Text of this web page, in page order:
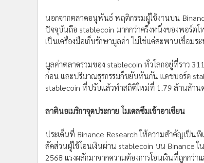
นอกจากตลาดอนุพันธ์ พฤติกรรมผู้ใช้งานบน
ปัจจุบันถือ stablecoin มากกว่าครึ่งหนึ่งของพอร์ต
เป็นเครื่องมือเก็บรักษามูลค่า ไม่ใช่แค่สะพานเชื่อมระ
มูลค่าตลาดรวมของ stablecoin ทั่วโลกอยู่ที่ราว
ก่อน และปริมาณธุรกรรมก็ขยับทันกัน แดชบอร์ด
stablecoin ที่ปรับแล้วทำสถิติใหม่ที่ 1.79 ล้านล้าน
ลาตินอเมริกาจุดประกาย โมเดลซึมเข้าอาเซียน
ประเด็นที่ Binance Research ให้ความสำคัญเป็น
สัดส่วนผู้ใช้โอนเงินผ่าน stablecoin บน Binance
2568 แรงผลักมาจากความต้องการโอนเงินที่ถูกกว่